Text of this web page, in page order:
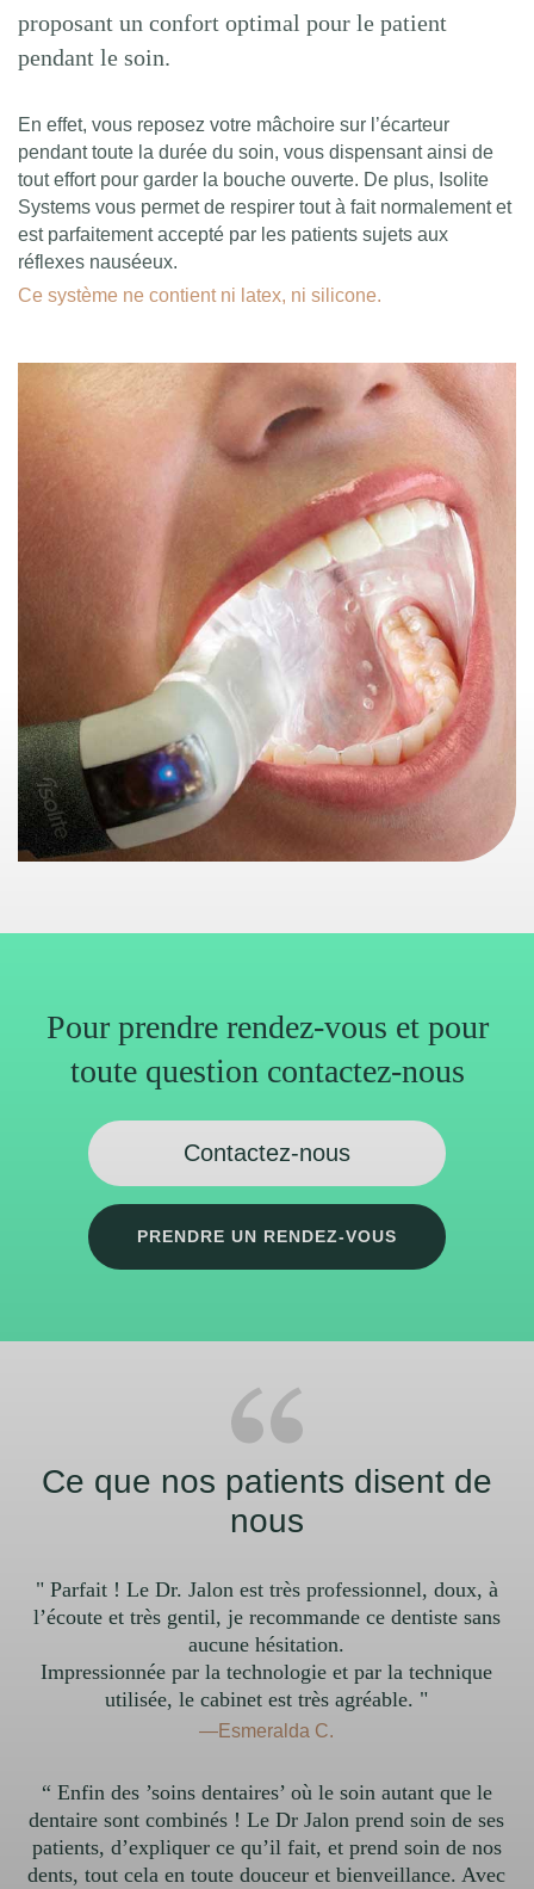
proposant un confort optimal pour le patient
pendant le soin.
En effet, vous reposez votre mâchoire sur l’écarteur
pendant toute la durée du soin, vous dispensant ainsi de
tout effort pour garder la bouche ouverte. De plus, Isolite
Systems vous permet de respirer tout à fait normalement et
est parfaitement accepté par les patients sujets aux
réflexes nauséeux.
Ce système ne contient ni latex, ni silicone.
Pour prendre rendez-vous et pour
toute question contactez-nous
Contactez-nous
PRENDRE UN RENDEZ-VOUS
Ce que nos patients disent de
nous
" Parfait ! Le Dr. Jalon est très professionnel, doux, à
l’écoute et très gentil, je recommande ce dentiste sans
aucune hésitation.
Impressionnée par la technologie et par la technique
utilisée, le cabinet est très agréable. "
—Esmeralda C.
“ Enfin des ’soins dentaires’ où le soin autant que le
dentaire sont combinés ! Le Dr Jalon prend soin de ses
patients, d’expliquer ce qu’il fait, et prend soin de nos
dents, tout cela en toute douceur et bienveillance. Avec